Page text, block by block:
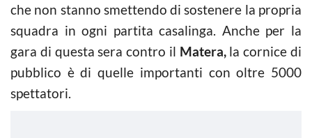
che non stanno smettendo di sostenere la propria
squadra in ogni partita casalinga. Anche per la
gara di questa sera contro il Matera,la cornice di
pubblico è di quelle importanti con oltre 5000
spettatori.